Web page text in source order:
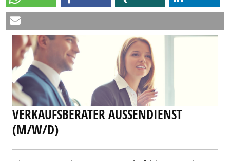
VERKAUFSBERATER AUSSENDIENST (
M/W/D)